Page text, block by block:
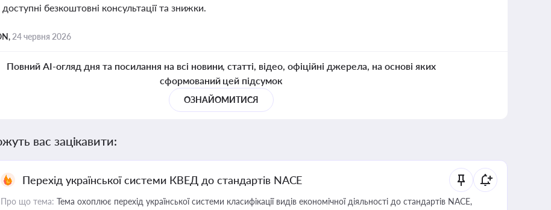
доступні безкоштовні консультації та знижки.
24 червня 2026
Повний AI-огляд дня та посилання на всі новини, статті, відео, офіційні джерела, на основі яких
сформований цей підсумок
ОЗНАЙОМИТИСЯ
вас зацікавити:
Перехід української системи КВЕД до стандартів NACE
Про що тема: Тема охоплює перехід української системи класифікації видів економічної діяльності до стандартів NACE,